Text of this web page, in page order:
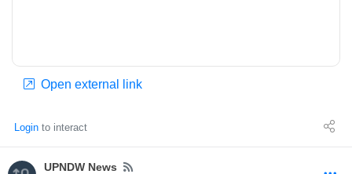
Open external link
Login to interact
UPNDW News News